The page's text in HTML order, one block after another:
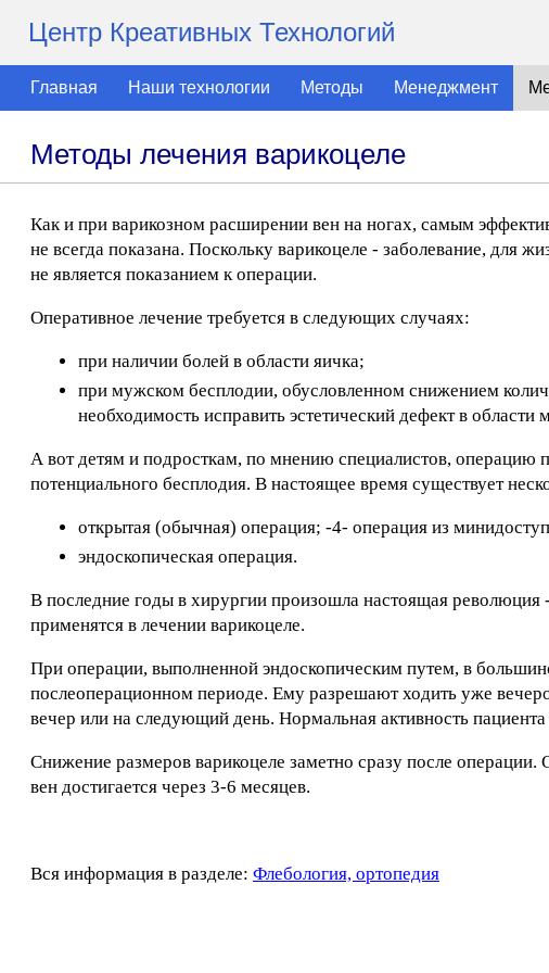
Центр Креативных Технологий
Главная Наши технологии Методы Менеджмент
Методы лечения варикоцеле
Как и при варикозном расширении вен на ногах, самым
не всегда показана. Поскольку варикоцеле - заболевание, для
не является показанием к операции.
Оперативное лечение требуется в следующих случаях:
при наличии болей в области яичка;
при мужском бесплодии, обусловленном снижением
необходимость исправить эстетический дефект в области
А вот детям и подросткам, по мнению специалистов, операцию
потенциального бесплодия. В настоящее время существует
открытая (обычная) операция; -4- операция из
эндоскопическая операция.
В последние годы в хирургии произошла настоящая революция
применятся в лечении варикоцеле.
При операции, выполненной эндоскопическим путем, в
послеоперационном периоде. Ему разрешают ходить уже
вечер или на следующий день. Нормальная активность пациента
Снижение размеров варикоцеле заметно сразу после
вен достигается через 3-6 месяцев.
Вся информация в разделе: Флебология, ортопедия